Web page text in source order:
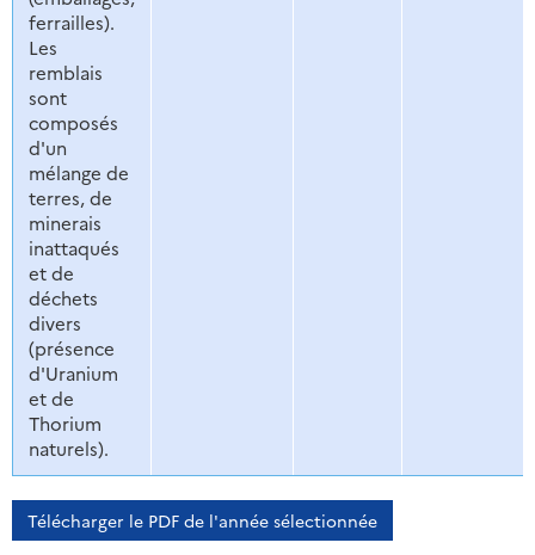
ferrailles).
Les
remblais
sont
composés
d'un
mélange de
terres, de
minerais
inattaqués
et de
déchets
divers
(présence
d'Uranium
et de
Thorium
naturels).
Télécharger le PDF de l'année sélectionnée